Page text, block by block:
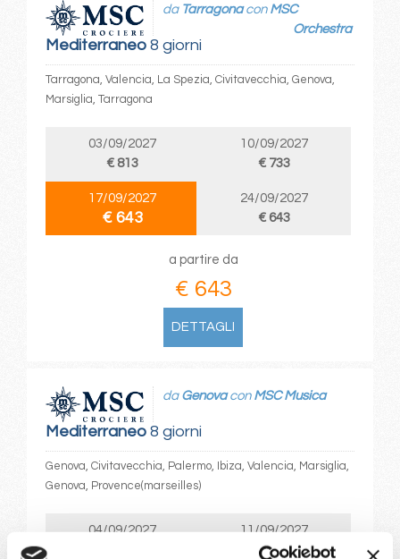
Mediterraneo8 giorni
da Tarragonacon MSC
Orchestra
Tarragona, Valencia, La Spezia, Civitavecchia, Genova,
Marsiglia, Tarragona
03/09/2027
€ 813
10/09/2027
€ 733
17/09/2027
€ 643
24/09/2027
€ 643
a partire da
€ 643
DETTAGLI
Mediterraneo8 giorni
da Genovacon MSC Musica
Genova, Civitavecchia, Palermo, Ibiza, Valencia, Marsiglia,
Genova, Provence(marseilles)
04/09/2027
11/09/2027
€ 733